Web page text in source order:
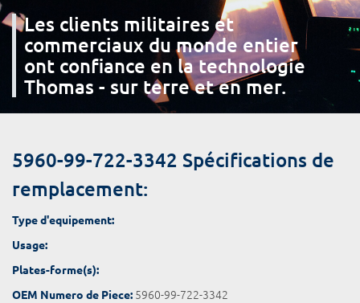
Les clients militaires et
commerciaux du monde entier
ont confiance en la technologie
Thomas - sur terre et en mer.
5960-99-722-3342 Spécifications de
remplacement:
Type d'equipement:
Usage:
Plates-forme(s):
OEM Numero de Piece: 5960-99-722-3342